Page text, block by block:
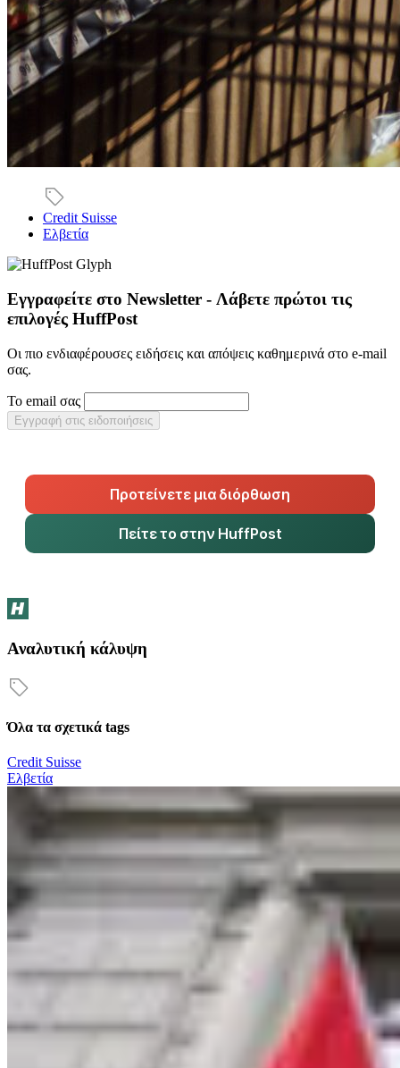
Credit Suisse
Ελβετία
Εγγραφείτε στο Newsletter - Λάβετε πρώτοι τις
επιλογές HuffPost
Οι πιο ενδιαφέρουσες ειδήσεις και απόψεις καθημερινά στο e-mail
σας.
Το email σας
Εγγραφή στις ειδοποιήσεις
Προτείνετε μια διόρθωση
Πείτε το στην HuffPost
Αναλυτική κάλυψη
Όλα τα σχετικά tags
Credit Suisse
Ελβετία